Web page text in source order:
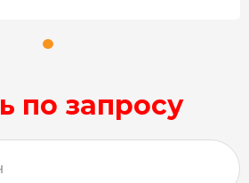
по запросу